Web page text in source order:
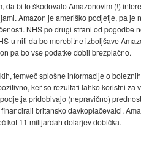
da bi to škodovalo Amazonovim (!)
Amazon je ameriško podjetje, pa je
NHS po drugi strani od pogodbe
u niti da bo morebitne izboljšave
pa bo vse podatke dobil brezplačno.
temveč splošne informacije o
ker so rezultati lahko koristni za
pridobivajo (nepravično)
britansko davkoplačevalci.
kot 11 milijardah dolarjev dobička.